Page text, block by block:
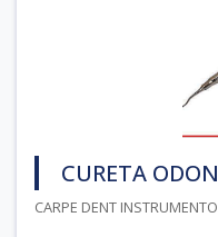
CURETA
CARPE DENT